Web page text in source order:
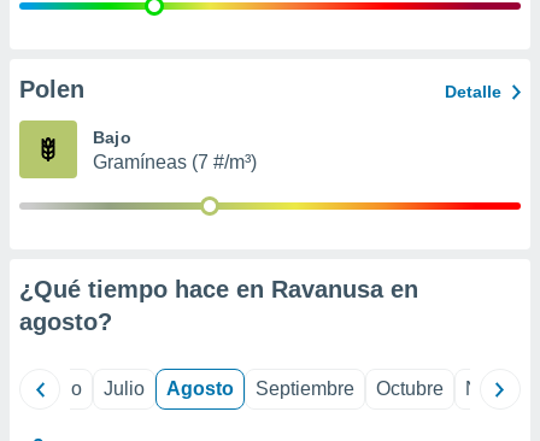
publicidad
de
Polen Detalle
Bajo
Gramíneas (7 #/m³)
¿Qué tiempo hace en Ravanusa en
agosto?
Junio Julio Agosto Septiembre Octubre